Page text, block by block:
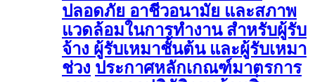
ปลอดภัย อาชีวอนามัย และสภาพ
แวดล้อมในการทำงาน สำหรับผู้รับ
จ้าง ผู้รับเหมาชั้นต้น และผู้รับเหมา
ช่วง ประกาศหลักเกณฑ์มาตรการ